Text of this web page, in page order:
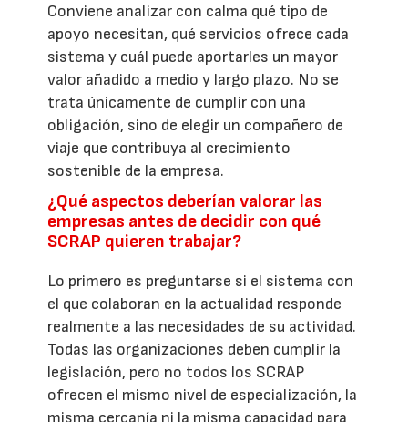
Conviene analizar con calma qué tipo de
apoyo necesitan, qué servicios ofrece cada
sistema y cuál puede aportarles un mayor
valor añadido a medio y largo plazo. No se
trata únicamente de cumplir con una
obligación, sino de elegir un compañero de
viaje que contribuya al crecimiento
sostenible de la empresa.
¿Qué aspectos deberían valorar las
empresas antes de decidir con qué
SCRAP quieren trabajar?
Lo primero es preguntarse si el sistema con
el que colaboran en la actualidad responde
realmente a las necesidades de su actividad.
Todas las organizaciones deben cumplir la
legislación, pero no todos los SCRAP
ofrecen el mismo nivel de especialización, la
misma cercanía ni la misma capacidad para